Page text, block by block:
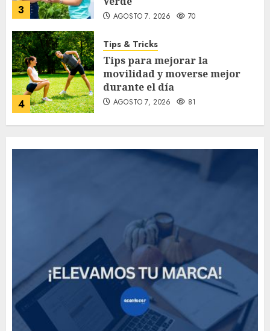
3 AGOSTO 7, 2026 70
4
Tips & Tricks
Tips para mejorar la
movilidad y moverse mejor
durante el día
AGOSTO 7, 2026 81